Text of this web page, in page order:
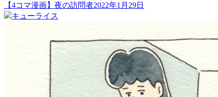
【4コマ漫画】夜の訪問者2022年1月29日
キューライス